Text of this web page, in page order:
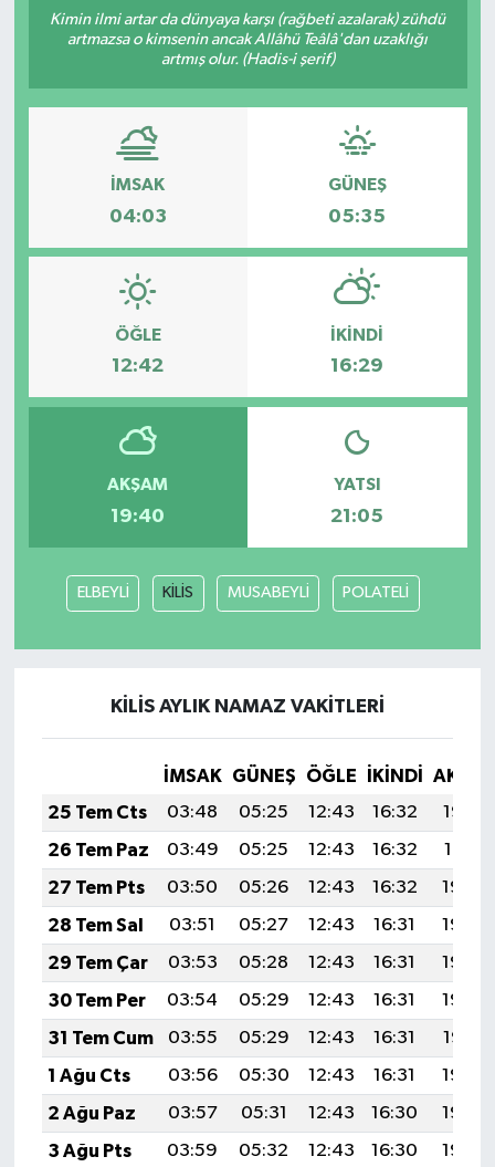
Kimin ilmi artar da dünyaya karşı (rağbeti azalarak) zühdü
artmazsa o kimsenin ancak Allâhü Teâlâ'dan uzaklığı
artmış olur. (Hadis-i şerif)
İMSAK
04:03
GÜNEŞ
05:35
ÖĞLE
12:42
İKINDI
16:29
AKŞAM
19:40
YATSI
21:05
ELBEYLİ KİLİS MUSABEYLİ POLATELİ
KİLİS AYLIK NAMAZ VAKITLERI
İMSAK GÜNEŞ ÖĞLE İKINDI
25 Tem Cts
03:48 05:25 12:43 16:32
19:52
26 Tem Paz
03:49 05:25 12:43 16:32
19:51
27 Tem Pts
03:50 05:26 12:43 16:32
19:50
28 Tem Sal
03:51 05:27 12:43 16:31
19:49
29 Tem Çar
03:53 05:28 12:43 16:31
19:48
30 Tem Per
03:54 05:29 12:43 16:31
19:48
31 Tem Cum
03:55 05:29 12:43 16:31
19:47
1 Ağu Cts
03:56 05:30 12:43 16:31
19:46
2 Ağu Paz
03:57 05:31 12:43 16:30
19:45
3 Ağu Pts
03:59 05:32 12:43 16:30
19:44